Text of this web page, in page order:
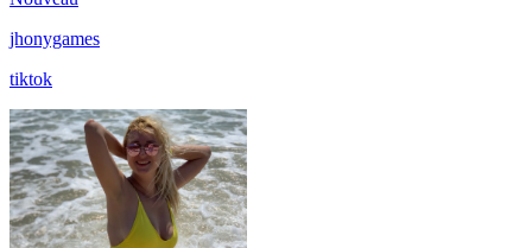
jhonygames
tiktok